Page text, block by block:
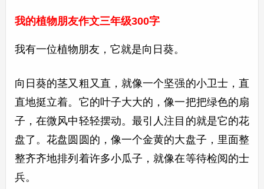
我的植物朋友作文三年级300字
我有一位植物朋友，它就是向日葵。
向日葵的茎又粗又直，就像一个坚强的小卫士，直
直地挺立着。它的叶子大大的，像一把把绿色的扇
子，在微风中轻轻摆动。最引人注目的就是它的花
盘了。花盘圆圆的，像一个金黄的大盘子，里面整
整齐齐地排列着许多小瓜子，就像在等待检阅的士
兵。